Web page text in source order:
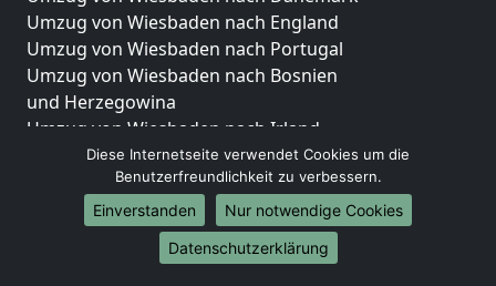
Umzug von Wiesbaden nach England
Umzug von Wiesbaden nach Portugal
Umzug von Wiesbaden nach Bosnien
und Herzegowina
Umzug von Wiesbaden nach Irland
Umzug von Wiesbaden nach Lettland
Umzug von Wiesbaden nach Zypern
Umzug von Wiesbaden nach Kroatien
Umzug von Wiesbaden nach Estland
Umzug von Wiesbaden nach Finnland
Diese Internetseite verwendet Cookies um die
Benutzerfreundlichkeit zu verbessern.
Einverstanden
Nur notwendige Cookies
Datenschutzerklärung